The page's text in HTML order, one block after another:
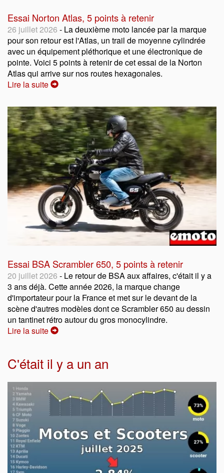
Essai Norton Atlas, 5 points à retenir
26 juillet 2026 - La deuxième moto lancée par la marque
pour son retour est l'Atlas, un trail de moyenne cylindrée
avec un équipement pléthorique et une électronique de
pointe. Voici 5 points à retenir de cet essai de la Norton
Atlas qui arrive sur nos routes hexagonales.
Lire la suite
Essai BSA Scrambler 650, 5 points à retenir
20 juillet 2026 - Le retour de BSA aux affaires, c'était il y a
3 ans déjà. Cette année 2026, la marque change
d'importateur pour la France et met sur le devant de la
scène d'autres modèles dont ce Scrambler 650 au dessin
un tantinet rétro autour du gros monocylindre.
Lire la suite
C'était il y a un an